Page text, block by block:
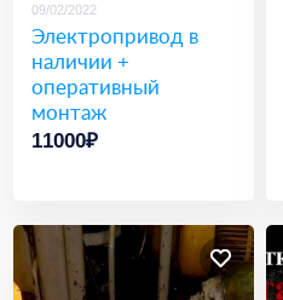
09/02/2022
Электропривод в
наличии +
оперативный
монтаж
11000₽